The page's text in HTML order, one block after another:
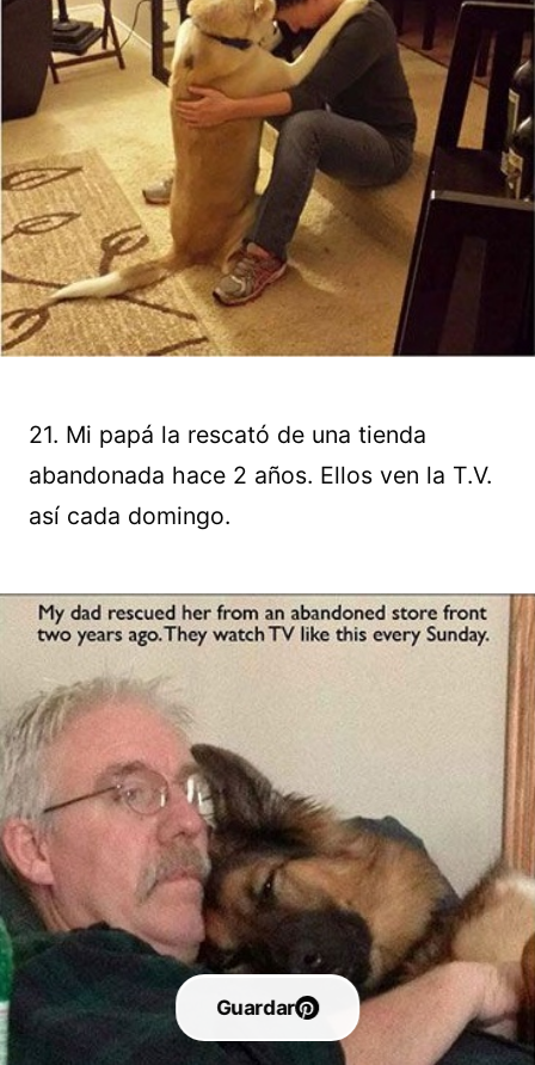
21. Mi papá la rescató de una tienda
abandonada hace 2 años. Ellos ven la T.V.
así cada domingo.
Guardar